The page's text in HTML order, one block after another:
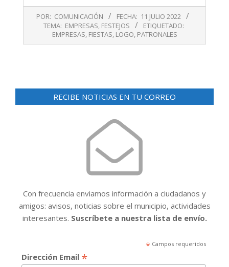
POR: COMUNICACIÓN FECHA: 11 JULIO 2022
TEMA: EMPRESAS, FESTEJOS
ETIQUETADO:
EMPRESAS, FIESTAS, LOGO, PATRONALES
RECIBE NOTICIAS EN TU CORREO
Con frecuencia enviamos información a ciudadanos y
amigos: avisos, noticias sobre el municipio, actividades
interesantes. Suscríbete a nuestra lista de envío.
*Campos requeridos
Dirección Email *